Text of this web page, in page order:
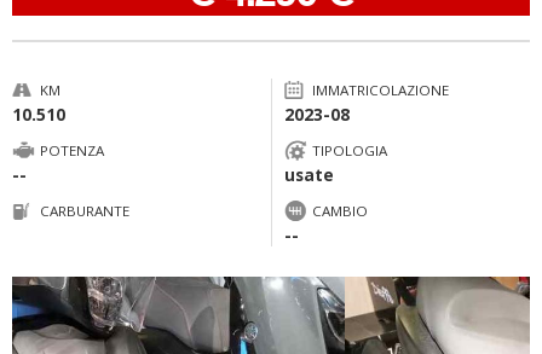
KM
10.510
IMMATRICOLAZIONE
2023-08
POTENZA
--
TIPOLOGIA
usate
CARBURANTE CAMBIO
--